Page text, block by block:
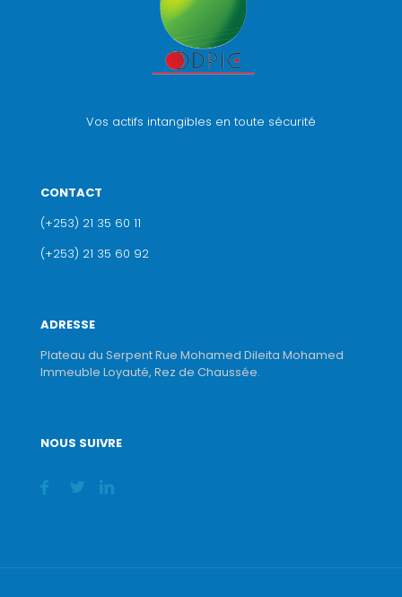
Vos actifs intangibles en toute sécurité
CONTACT
(+253) 21 35 60 11
(+253) 21 35 60 92
ADRESSE
Plateau du Serpent Rue Mohamed Dileita Mohamed
Immeuble Loyauté, Rez de Chaussée.
NOUS SUIVRE